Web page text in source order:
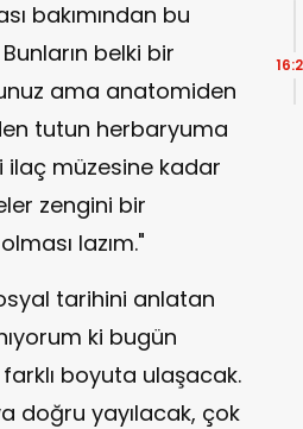
bakımından bu
belki bir
ama anatomiden
tutun herbaryuma
ilaç müzesine kadar
zengini bir
lazım."
tarihini anlatan
ki bugün
boyuta ulaşacak.
doğru yayılacak, çok